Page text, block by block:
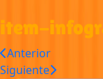
item-
Anterior
Siguiente